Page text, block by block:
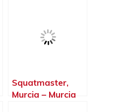
Squatmaster,
Murcia – Murcia